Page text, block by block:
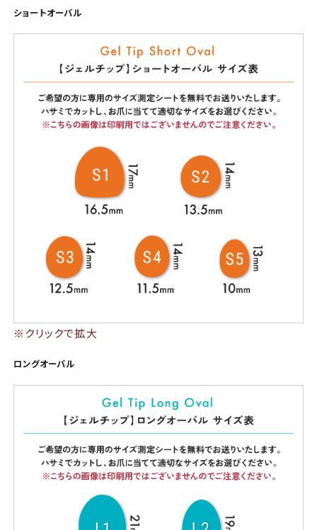
ショートオーバル
※クリックで拡大
ロングオーバル